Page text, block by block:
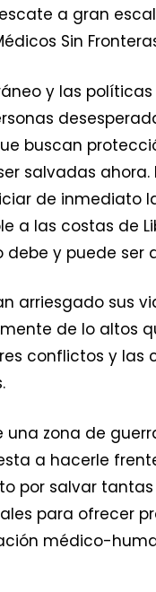
a gran
Sin
y las políticas
buscan
salvadas
de inmediato
las costas de
y puede ser
arriesgado sus
de lo altos
conflictos y las
zona de
a hacerle
salvar tantas
para ofrecer
médico-